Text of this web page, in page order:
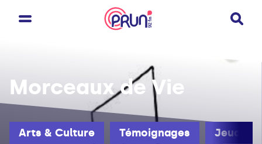
Arts & Culture Témoignages Jeudi
Morceaux de Vie